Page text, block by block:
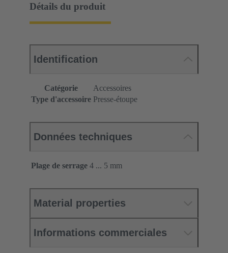
Détails du produit
Identification
Catégorie
Accessoires
Type d'accessoire Presse-étoupe
Données techniques
Plage de serrage 4 ... 5 mm
Material properties
Informations commerciales